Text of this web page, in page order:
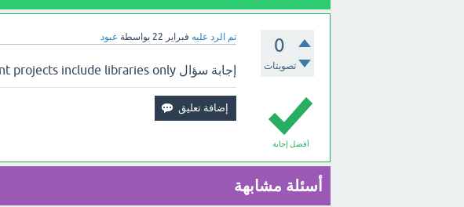
0
تصويتات
تم الرد عليه فبراير 22 بواسطة عبود
أفضل إجابة
إجابة سؤال cultural and entertainment projects include libraries only ؟ بالأعلى.
أسئلة مشابهة